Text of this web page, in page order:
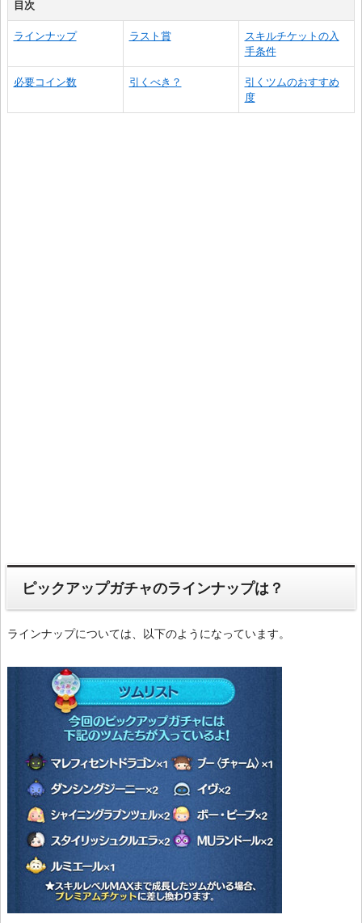
目次
ラインナップ ラスト賞
スキルチケットの入
手条件
必要コイン数 引くべき？
引くツムのおすすめ
度
ピックアップガチャのラインナップは？
ラインナップについては、以下のようになっています。